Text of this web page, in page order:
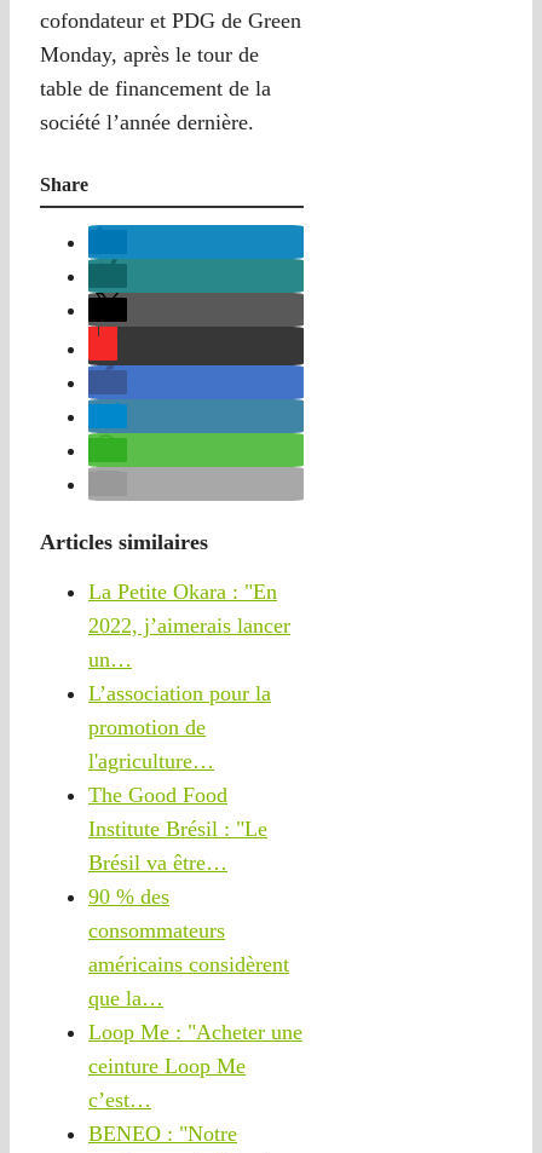
cofondateur et PDG de Green
Monday, après le tour de
table de financement de la
société l’année dernière.
Share
Articles similaires
La Petite Okara : "En
2022, j’aimerais lancer
un…
L’association pour la
promotion de
l'agriculture…
The Good Food
Institute Brésil : "Le
Brésil va être…
90 % des
consommateurs
américains considèrent
que la…
Loop Me : "Acheter une
ceinture Loop Me
c’est…
BENEO : "Notre